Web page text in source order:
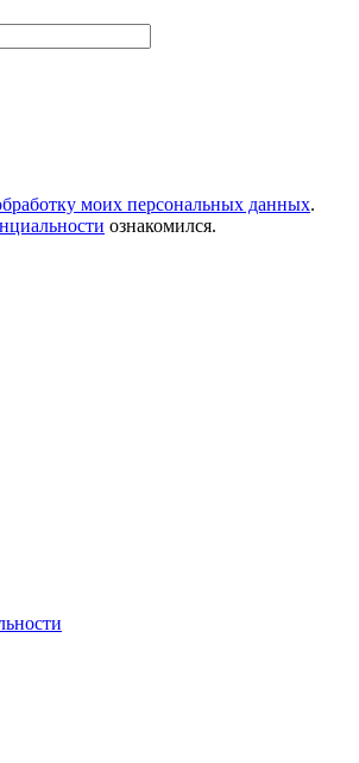
моих персональных данных.
ознакомился.